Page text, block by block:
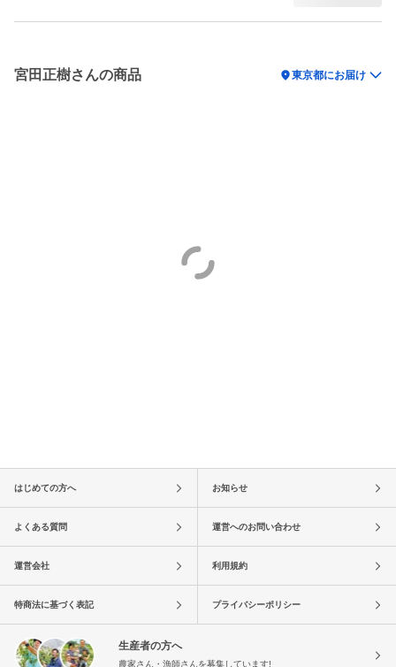
宮田正樹さんの商品 location_on東京都にお届け
はじめての方へ お知らせ
よくある質問 運営へのお問い合わせ
運営会社 利用規約
特商法に基づく表記 プライバシーポリシー
生産者の方へ
農家さん・漁師さんを募集しています!